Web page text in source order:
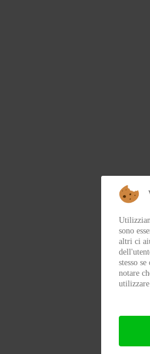
sono
altri ci
stesso
notare